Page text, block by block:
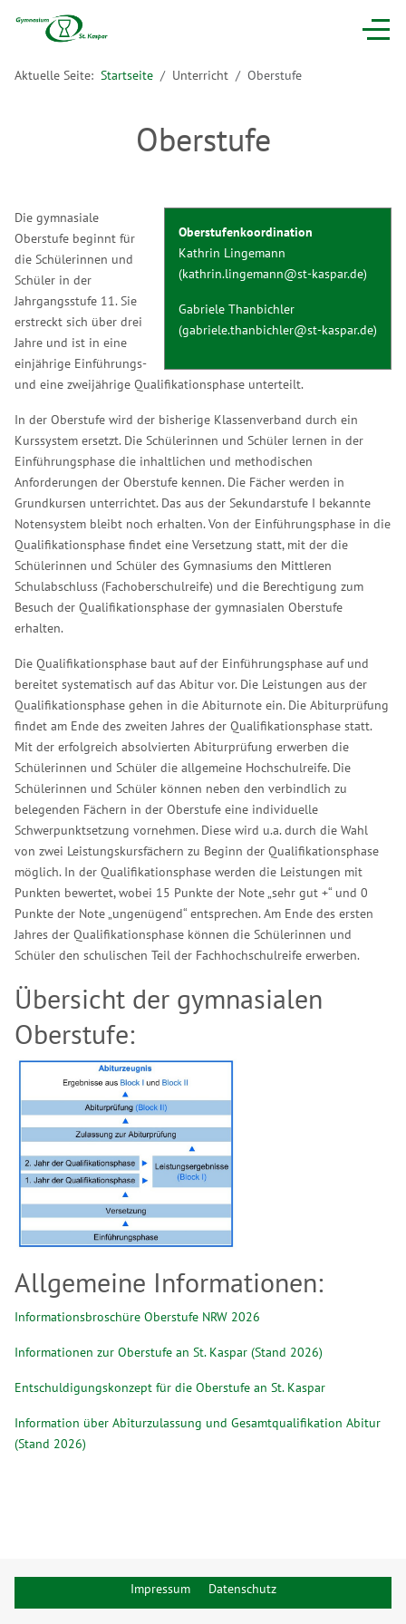
Aktuelle Seite:Startseite Unterricht Oberstufe
Oberstufe
Oberstufenkoordination
Kathrin Lingemann
(kathrin.lingemann@st-kaspar.de)
Gabriele Thanbichler
(gabriele.thanbichler@st-kaspar.de)
Die gymnasiale
Oberstufe beginnt für
die Schülerinnen und
Schüler in der
Jahrgangsstufe 11. Sie
erstreckt sich über drei
Jahre und ist in eine
einjährige Einführungs-
und eine zweijährige Qualifikationsphase unterteilt.
In der Oberstufe wird der bisherige Klassenverband durch ein
Kurssystem ersetzt. Die Schülerinnen und Schüler lernen in der
Einführungsphase die inhaltlichen und methodischen
Anforderungen der Oberstufe kennen. Die Fächer werden in
Grundkursen unterrichtet. Das aus der Sekundarstufe I bekannte
Notensystem bleibt noch erhalten. Von der Einführungsphase in die
Qualifikationsphase findet eine Versetzung statt, mit der die
Schülerinnen und Schüler des Gymnasiums den Mittleren
Schulabschluss (Fachoberschulreife) und die Berechtigung zum
Besuch der Qualifikationsphase der gymnasialen Oberstufe
erhalten.
Die Qualifikationsphase baut auf der Einführungsphase auf und
bereitet systematisch auf das Abitur vor. Die Leistungen aus der
Qualifikationsphase gehen in die Abiturnote ein. Die Abiturprüfung
findet am Ende des zweiten Jahres der Qualifikationsphase statt.
Mit der erfolgreich absolvierten Abiturprüfung erwerben die
Schülerinnen und Schüler die allgemeine Hochschulreife. Die
Schülerinnen und Schüler können neben den verbindlich zu
belegenden Fächern in der Oberstufe eine individuelle
Schwerpunktsetzung vornehmen. Diese wird u.a. durch die Wahl
von zwei Leistungskursfächern zu Beginn der Qualifikationsphase
möglich. In der Qualifikationsphase werden die Leistungen mit
Punkten bewertet, wobei 15 Punkte der Note „sehr gut +“ und 0
Punkte der Note „ungenügend“ entsprechen. Am Ende des ersten
Jahres der Qualifikationsphase können die Schülerinnen und
Schüler den schulischen Teil der Fachhochschulreife erwerben.
Übersicht der gymnasialen
Oberstufe:
Allgemeine Informationen:
Informationsbroschüre Oberstufe NRW 2026
Informationen zur Oberstufe an St. Kaspar (Stand 2026)
Entschuldigungskonzept für die Oberstufe an St. Kaspar
Information über Abiturzulassung und Gesamtqualifikation Abitur
(Stand 2026)
Impressum Datenschutz